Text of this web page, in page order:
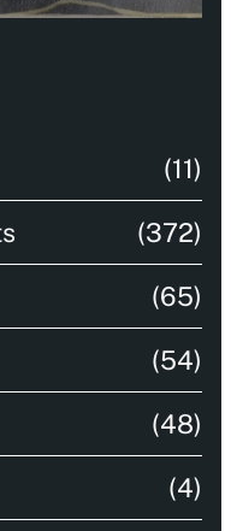
(11)
(372)
(65)
(54)
(48)
(4)